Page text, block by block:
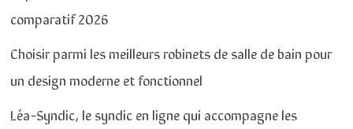
comparatif 2026
Choisir parmi les meilleurs robinets de salle de bain pour
un design moderne et fonctionnel
Léa-Syndic, le syndic en ligne qui accompagne les